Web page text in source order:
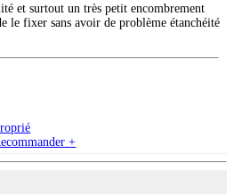
et surtout un très petit encombrement
le fixer sans avoir de problème étanchéité
+